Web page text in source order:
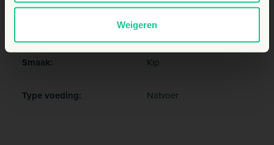
WeigerenHerstel
Smaak: Kip
Type voeding: Natvoer